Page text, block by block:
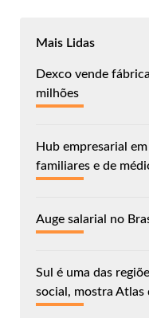
Mais Lidas
Dexco vende
milhões
Hub empresarial
familiares e de
Auge salarial no
Sul é uma das
social, mostra Atlas